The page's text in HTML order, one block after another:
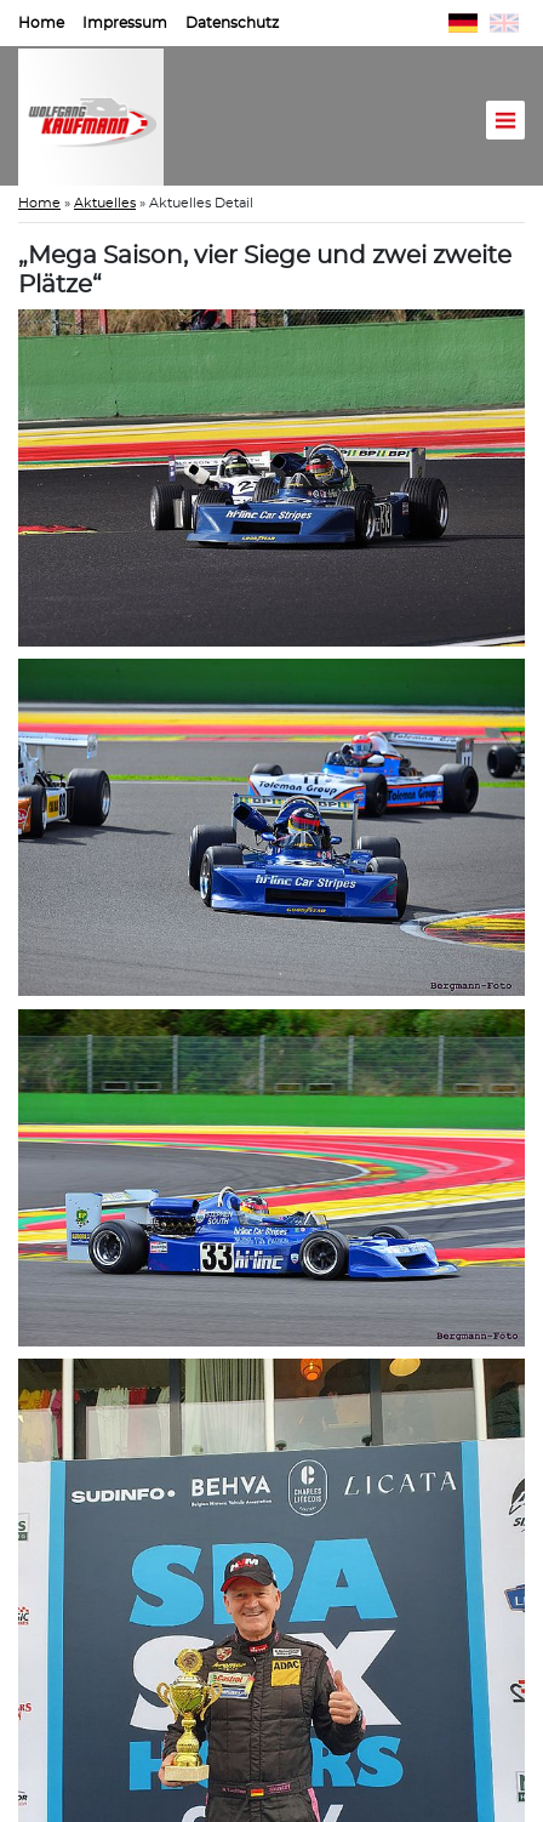
Home Impressum Datenschutz
Home » Aktuelles » Aktuelles Detail
„Mega Saison, vier Siege und zwei zweite
Plätze“